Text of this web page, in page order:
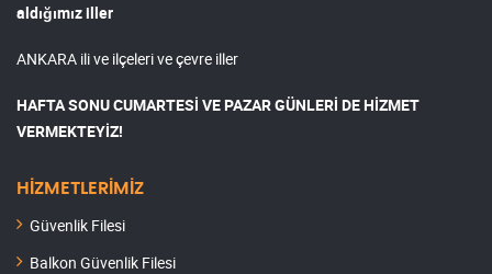
aldığımız iller
ANKARA ili ve ilçeleri ve çevre iller
HAFTA SONU CUMARTESİ VE PAZAR GÜNLERİ DE HİZMET
VERMEKTEYİZ!
HİZMETLERİMİZ
Güvenlik Filesi
Balkon Güvenlik Filesi